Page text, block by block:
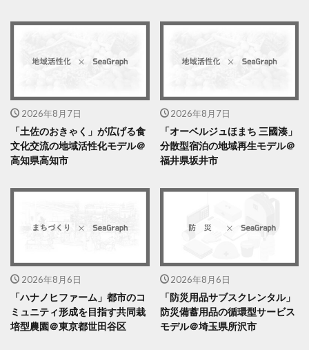
2026年8月7日
「土佐のおきゃく」が広げる食
文化交流の地域活性化モデル＠
高知県高知市
2026年8月7日
「オーベルジュほまち 三國湊」
分散型宿泊の地域再生モデル＠
福井県坂井市
2026年8月6日
「ハナノヒファーム」都市のコ
ミュニティ形成を目指す共同栽
培型農園＠東京都世田谷区
2026年8月6日
「防災用品サブスクレンタル」
防災備蓄用品の循環型サービス
モデル＠埼玉県所沢市